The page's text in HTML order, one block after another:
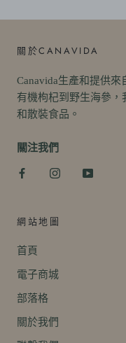
關於CANAVIDA
Canavida生產和提供
有機枸杞到野生海參
和散裝食品。
關注我們
網站地圖
首頁
電子商城
部落格
關於我們